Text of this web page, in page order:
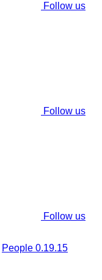
Follow us
Follow us
Follow us
People 0.19.15